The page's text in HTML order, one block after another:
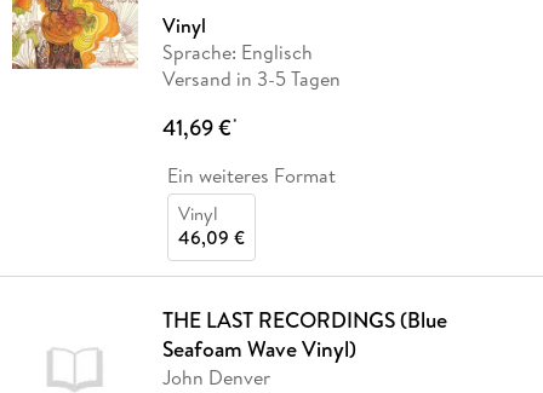
Vinyl
Sprache: Englisch
Versand in 3-5 Tagen
41,69 €*
Ein weiteres Format
Vinyl
46,09 €
THE LAST RECORDINGS (Blue
Seafoam Wave Vinyl)
John Denver